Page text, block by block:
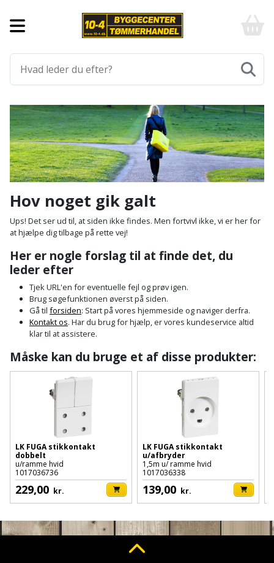
Aluprofiler
Armering
Asfalt
Befæstigelse
Byggeplader
Cement
og
mørtel
Damp-
og
vindspærre
lås
Fliseopsætning
Fugemateriale
og
lim
Gulve
Fliser
og
klinker
Gulvtilbehør
Gulvunderlag
Gulvvarme
Laminatgulv
Vinylgulv
Værktøj
Afmærkning
Arbejdsbuk
Bærehåndtag
Båndstrammer
og
løftebånd
Blæselampe
Blindnitter
Byggepladshegn
Byggepladstrapper
Donkraft
Dorn
Elværktøj
Afkortersav
Arbejdsbord
Arbejdslamper
og
belysning
Arbejdsradio
Bajonetsav
Bajonetsavklinge
bænkslibertilbehør
Båndsav
Båndsliber
og
bænksliber
Havemaskiner
Buskrydder
Dykpumpe
Fejemaskine
Generator
Græstrimmer
Hækkeklipper
Havetraktor
Højtryksrenser
Husvandværk
Kompostkværn
og
have
og
fritid
Affaldssortering
Affugter
Bålfad
bålsted
Batterier
Belægningssten
Belysning
Beslag
Bilpleje
og
autotilbehør
Maling
Afdækning
til
malerarbejde
Gulvplejemidler
Malerværktøj
indendørs
Maling
udendørs
Rengøring
VVS
Armatur
vandhaner
Badeværelse
afløb
Pex
rør
Radiator
Beklædning
BørnOutlet
Tilbudsavis
Log
ind
Kvik
-
billigt
og
-
Klik
og
byg
Hov noget gik galt
Ups! Det ser ud til, at siden ikke findes. Men fortvivl ikke, vi er her for
at hjælpe dig tilbage på rette vej!
Her er nogle forslag til at finde det, du
leder efter
Tjek URL'en for eventuelle fejl og prøv igen.
Brug søgefunktionen øverst på siden.
Gå til forsiden: Start på vores hjemmeside og naviger derfra.
Kontakt os. Har du brug for hjælp, er vores kundeservice altid
klar til at assistere.
Måske kan du bruge et af disse produkter:
LK FUGA stikkontakt
dobbelt
u/ramme hvid
1017036736
229,00 kr.
LK FUGA stikkontakt
u/afbryder
1,5m u/ ramme hvid
1017036338
139,00 kr.